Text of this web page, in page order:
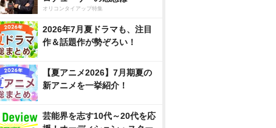
オリコンタイアップ特集
2026年7月夏ドラマも、注目
作＆話題作が勢ぞろい！
【夏アニメ2026】7月期夏の
新アニメを一挙紹介！
芸能界を志す10代～20代を応